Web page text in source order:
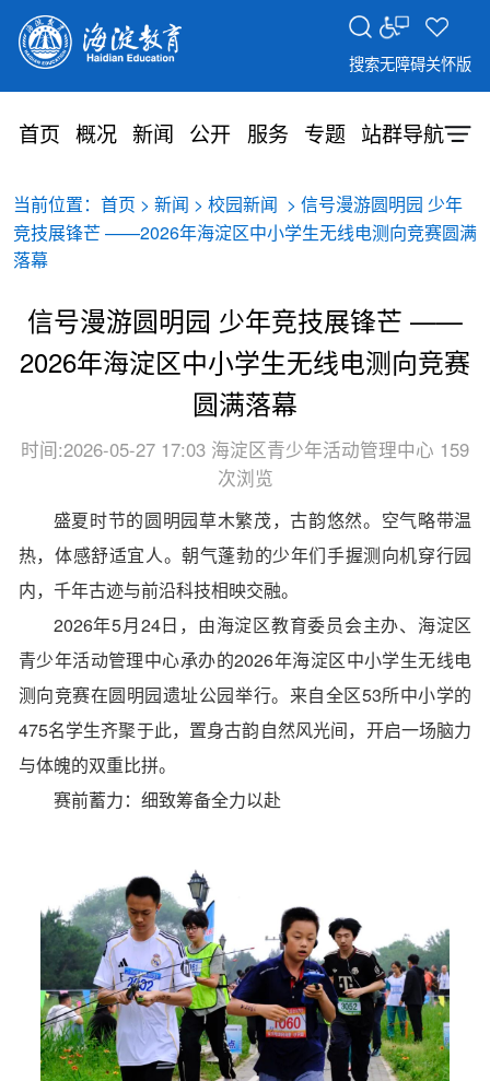
搜索无障碍关怀版
首页 概况 新闻 公开 服务 专题 站群导航
当前位置： 首页 > 新闻 > 校园新闻
> 信号漫游圆明园 少年
竞技展锋芒 ——2026年海淀区中小学生无线电测向竞赛圆满
落幕
信号漫游圆明园 少年竞技展锋芒 ——
2026年海淀区中小学生无线电测向竞赛
圆满落幕
时间:2026-05-27 17:03 海淀区青少年活动管理中心 159
次浏览
盛夏时节的圆明园草木繁茂，古韵悠然。空气略带温
热，体感舒适宜人。朝气蓬勃的少年们手握测向机穿行园
内，千年古迹与前沿科技相映交融。
2026年5月24日，由海淀区教育委员会主办、海淀区
青少年活动管理中心承办的2026年海淀区中小学生无线电
测向竞赛在圆明园遗址公园举行。来自全区53所中小学的
475名学生齐聚于此，置身古韵自然风光间，开启一场脑力
与体魄的双重比拼。
赛前蓄力：细致筹备全力以赴